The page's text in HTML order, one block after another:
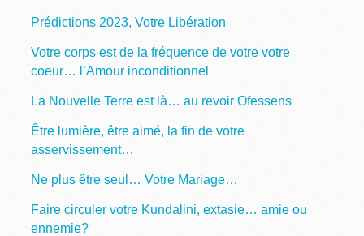
Prédictions 2023, Votre Libération
Votre corps est de la fréquence de votre votre
coeur… l’Amour inconditionnel
La Nouvelle Terre est là… au revoir Ofessens
Être lumière, être aimé, la fin de votre
asservissement…
Ne plus être seul… Votre Mariage…
Faire circuler votre Kundalini, extasie… amie ou
ennemie?